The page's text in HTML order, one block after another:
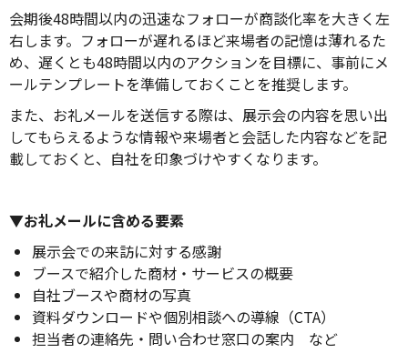
会期後48時間以内の迅速なフォローが商談化率を大きく左
右します。フォローが遅れるほど来場者の記憶は薄れるた
め、遅くとも48時間以内のアクションを目標に、事前にメ
ールテンプレートを準備しておくことを推奨します。
また、お礼メールを送信する際は、展示会の内容を思い出
してもらえるような情報や来場者と会話した内容などを記
載しておくと、自社を印象づけやすくなります。
▼お礼メールに含める要素
展示会での来訪に対する感謝
ブースで紹介した商材・サービスの概要
自社ブースや商材の写真
資料ダウンロードや個別相談への導線（CTA）
担当者の連絡先・問い合わせ窓口の案内 など